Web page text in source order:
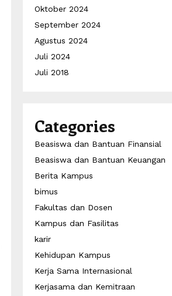
Oktober 2024
September 2024
Agustus 2024
Juli 2024
Juli 2018
Categories
Beasiswa dan Bantuan Finansial
Beasiswa dan Bantuan Keuangan
Berita Kampus
bimus
Fakultas dan Dosen
Kampus dan Fasilitas
karir
Kehidupan Kampus
Kerja Sama Internasional
Kerjasama dan Kemitraan